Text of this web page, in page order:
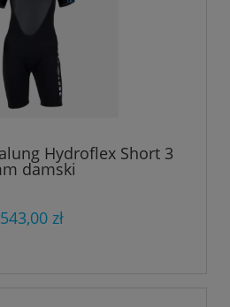
Hydroflex Short 3
damski
543,00 zł